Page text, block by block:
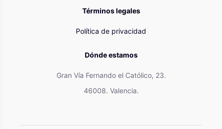
Términos legales
Política de privacidad
Dónde estamos
Gran Vía Fernando el Católico, 23.
46008. Valencia.